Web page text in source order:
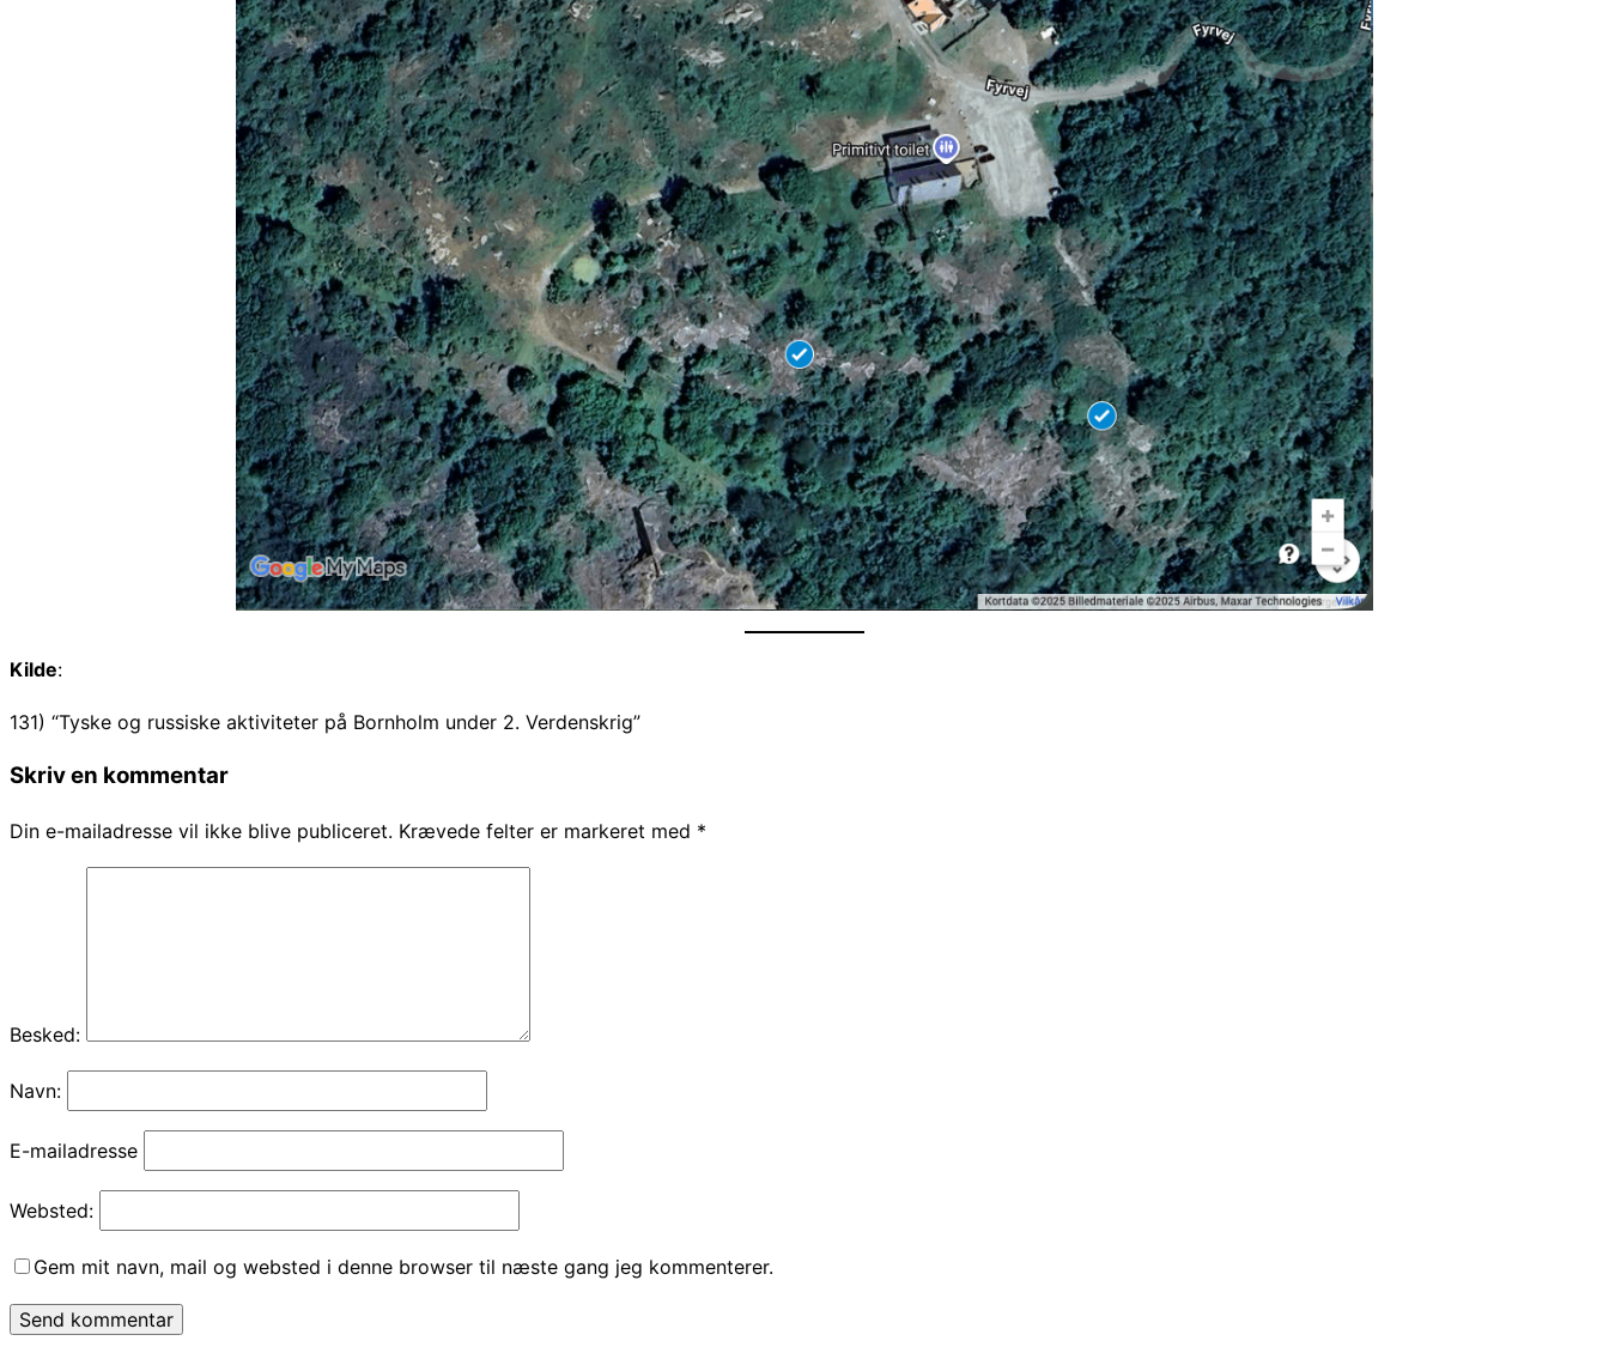
Kilde:
131) “Tyske og russiske aktiviteter på Bornholm under 2. Verdenskrig”
Skriv en kommentar
Din e-mailadresse vil ikke blive publiceret. Krævede felter er markeret med *
Besked:
Navn:
E-mailadresse
Websted:
Gem mit navn, mail og websted i denne browser til næste gang jeg kommenterer.